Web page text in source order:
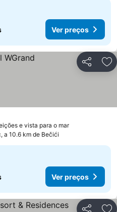
Ver preços
Partilhar
e vista para o mar
a 10.6 km de Bečići
Ver preços